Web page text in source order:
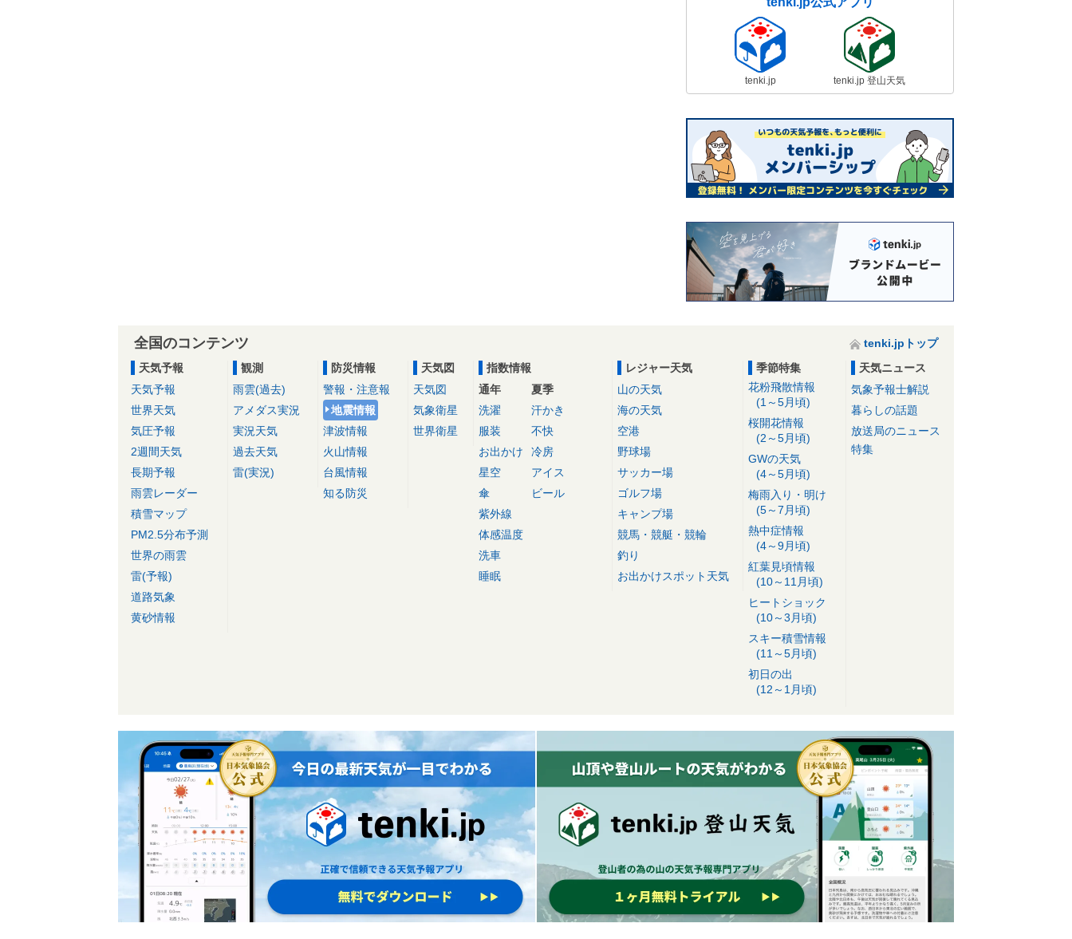
tenki.jp tenki.jp 登山天気
全国のコンテンツ
tenki.jpトップ
天気予報
天気予報
世界天気
気圧予報
2週間天気
長期予報
雨雲レーダー
積雪マップ
PM2.5分布予測
世界の雨雲
雷(予報)
道路気象
黄砂情報
観測
雨雲(過去)
アメダス実況
実況天気
過去天気
雷(実況)
防災情報
警報・注意報
地震情報
津波情報
火山情報
台風情報
知る防災
天気図
天気図
気象衛星
世界衛星
指数情報
通年
洗濯
服装
お出かけ
星空
傘
紫外線
体感温度
洗車
睡眠
夏季
汗かき
不快
冷房
アイス
ビール
レジャー天気
山の天気
海の天気
空港
野球場
サッカー場
ゴルフ場
キャンプ場
競馬・競艇・競輪
釣り
お出かけスポット天気
季節特集
花粉飛散情報
(1～5月頃)
桜開花情報
(2～5月頃)
GWの天気
(4～5月頃)
梅雨入り・明け
(5～7月頃)
熱中症情報
(4～9月頃)
紅葉見頃情報
(10～11月頃)
ヒートショック
(10～3月頃)
スキー積雪情報
(11～5月頃)
初日の出
(12～1月頃)
天気ニュース
気象予報士解説
暮らしの話題
放送局のニュース
特集